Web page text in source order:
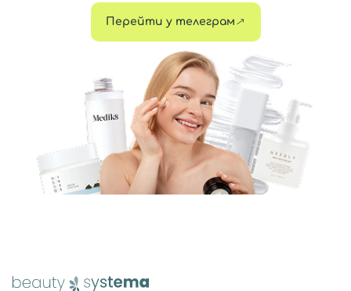
Перейти у телеграм